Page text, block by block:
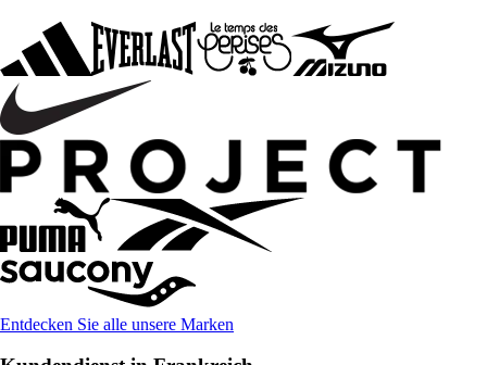
Entdecken Sie alle unsere Marken